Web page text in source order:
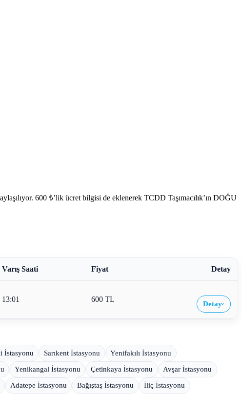
600 ₺’lik ücret bilgisi de eklenerek TCDD Taşımacılık’ın DOĞU
Varış Saati Fiyat Detay
13:01 600 TL
Detay›
İstasyonu Sarıkent İstasyonu Yenifakılı İstasyonu
Yenikangal İstasyonu Çetinkaya İstasyonu Avşar İstasyonu
Adatepe İstasyonu Bağıştaş İstasyonu İliç İstasyonu